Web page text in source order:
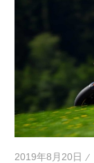
2019年8月20日